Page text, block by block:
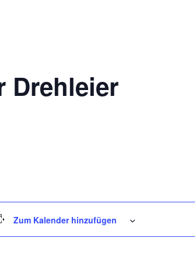
Drehleier
Zum Kalender hinzufügen